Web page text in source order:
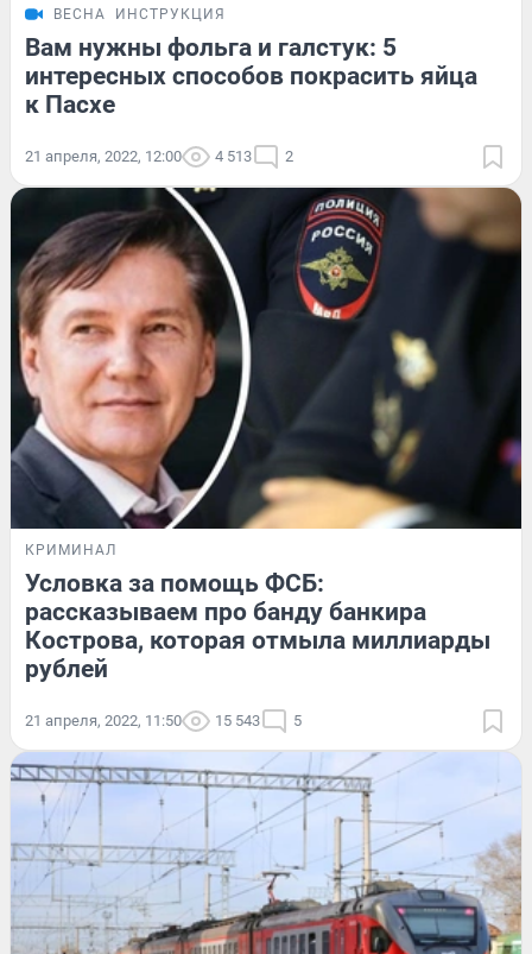
ВЕСНА ИНСТРУКЦИЯ
Вам нужны фольга и галстук: 5
интересных способов покрасить яйца
к Пасхе
21 апреля, 2022, 12:00 4 513 2
КРИМИНАЛ
Условка за помощь ФСБ:
рассказываем про банду банкира
Кострова, которая отмыла миллиарды
рублей
21 апреля, 2022, 11:50 15 543 5